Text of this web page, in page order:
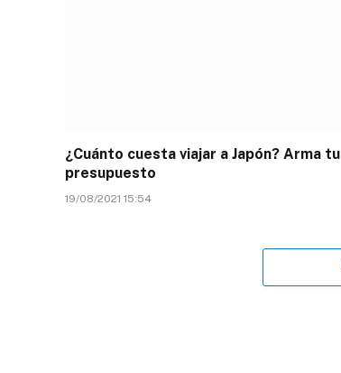
¿Cuánto cuesta viajar a Japón? Arma tu
presupuesto
19/08/2021 15:54